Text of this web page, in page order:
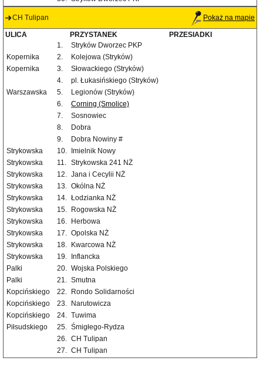
CH Tulipan Pokaż na mapie
ULICA PRZYSTANEK
PRZESIADKI
1.
Stryków Dworzec PKP
Kopernika
2.
Kolejowa (Stryków)
Kopernika
3.
Słowackiego (Stryków)
4.
pl. Łukasińskiego (Stryków)
Warszawska
5.
Legionów (Stryków)
6.
Corning (Smolice)
7.
Sosnowiec
8.
Dobra
9.
Dobra Nowiny #
Strykowska
10.
Imielnik Nowy
Strykowska
11. Strykowska 241 NŻ
Strykowska
12. Jana i Cecylii NŻ
Strykowska
13. Okólna NŻ
Strykowska
14. Łodzianka NŻ
Strykowska
15.
Rogowska NŻ
Strykowska
16.
Herbowa
Strykowska
17. Opolska NŻ
Strykowska
18.
Kwarcowa NŻ
Strykowska
19.
Inflancka
Palki
20. Wojska Polskiego
Palki
21. Smutna
Kopcińskiego
22.
Rondo Solidarności
Kopcińskiego
23.
Narutowicza
Kopcińskiego
24. Tuwima
Piłsudskiego
25. Śmigłego-Rydza
26. CH Tulipan
27. CH Tulipan